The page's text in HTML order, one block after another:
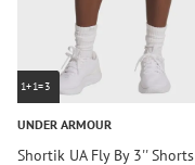
1+1=3
UNDER ARMOUR
Shortik UA Fly By 3'' Shorts